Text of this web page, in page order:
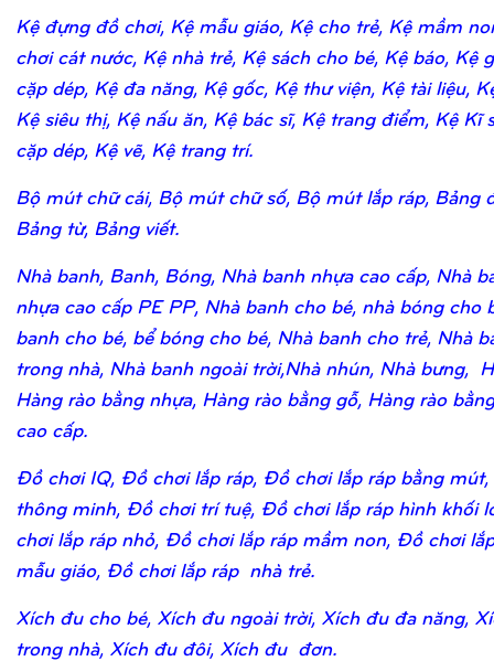
Kệ đựng đồ chơi, Kệ mẫu giáo, Kệ cho trẻ, Kệ mầm
chơi cát nước, Kệ nhà trẻ, Kệ sách cho bé, Kệ báo, Kệ
cặp dép, Kệ đa năng, Kệ gốc, Kệ thư viện, Kệ tài liệu,
Kệ siêu thị, Kệ nấu ăn, Kệ bác sĩ, Kệ trang điểm, Kệ Kĩ
cặp dép, Kệ vẽ, Kệ trang trí.
Bộ mút chữ cái, Bộ mút chữ số, Bộ mút lắp ráp, Bảng
Bảng từ, Bảng viết.
Nhà banh, Banh, Bóng, Nhà banh nhựa cao cấp, Nhà
nhựa cao cấp PE PP, Nhà banh cho bé, nhà bóng cho
banh cho bé, bể bóng cho bé, Nhà banh cho trẻ, Nhà
trong nhà, Nhà banh ngoài trời,Nhà nhún, Nhà bưng,
Hàng rào bằng nhựa, Hàng rào bằng gỗ, Hàng rào
cao cấp.
Đồ chơi IQ, Đồ chơi lắp ráp, Đồ chơi lắp ráp bằng
thông minh, Đồ chơi trí tuệ, Đồ chơi lắp ráp hình khối
chơi lắp ráp nhỏ, Đồ chơi lắp ráp mầm non, Đồ chơi
mẫu giáo, Đồ chơi lắp ráp nhà trẻ.
Xích đu cho bé, Xích đu ngoài trời, Xích đu đa năng,
trong nhà, Xích đu đôi, Xích đu đơn.